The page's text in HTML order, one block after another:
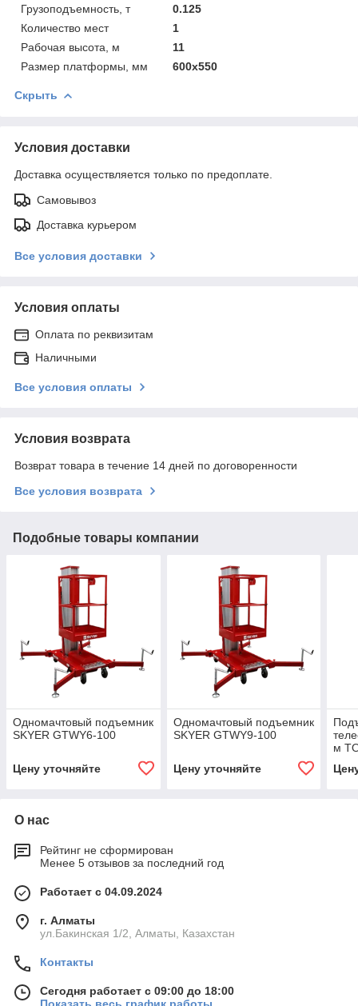
Грузоподъемность, т
0.125
Количество мест
1
Рабочая высота, м
11
Размер платформы, мм
600x550
Скрыть
Условия доставки
Доставка осуществляется только по предоплате.
Самовывоз
Доставка курьером
Все условия доставки
Условия оплаты
Оплата по реквизитам
Наличными
Все условия оплаты
Условия возврата
Возврат товара в течение 14 дней по договоренности
Все условия возврата
Подобные товары компании
Одномачтовый подъемник
SKYER GTWY6-100
Цену уточняйте
Одномачтовый подъемник
SKYER GTWY9-100
Цену уточняйте
м
(G)
О нас
Рейтинг не сформирован
Менее 5 отзывов за последний год
Работает с 04.09.2024
г. Алматы
ул.Бакинская 1/2, Алматы, Казахстан
Контакты
Сегодня работает с 09:00 до 18:00